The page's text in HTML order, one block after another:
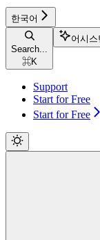
한국어
Search...
⌘K
어시
Support
Start for Free
Start for Free